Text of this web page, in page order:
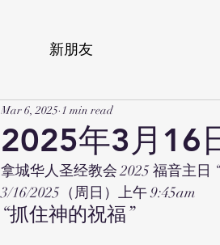
新朋友
2025年3月16
Mar 6, 2025 1 min read
拿城华人圣经教会 2025 福音主日
3/16/2025（周日）上午 9:45am
“抓住神的祝福”